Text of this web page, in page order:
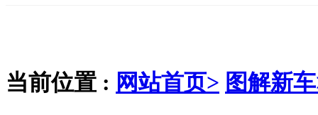
当前位置 : 网站首页> 图解新